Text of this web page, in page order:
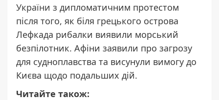
України з дипломатичним протестом
після того, як біля грецького острова
Лефкада рибалки виявили морський
безпілотник. Афіни заявили про загрозу
для судноплавства та висунули вимогу до
Києва щодо подальших дій.
Читайте також: